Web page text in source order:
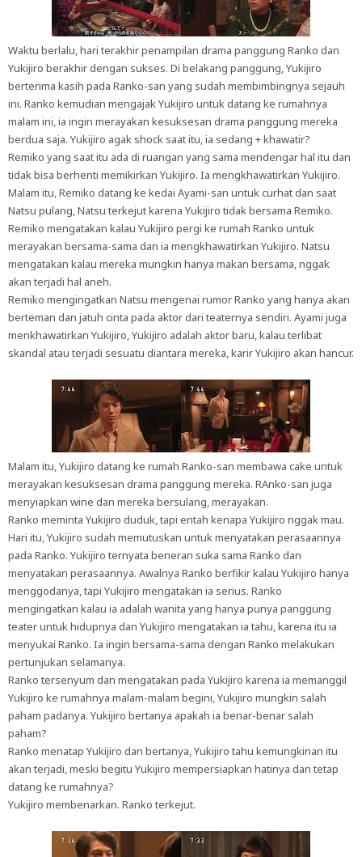
Waktu berlalu, hari terakhir penampilan drama panggung Ranko dan
Yukijiro berakhir dengan sukses. Di belakang panggung, Yukijiro
berterima kasih pada Ranko-san yang sudah membimbingnya sejauh
ini. Ranko kemudian mengajak Yukijiro untuk datang ke rumahnya
malam ini, ia ingin merayakan kesuksesan drama panggung mereka
berdua saja. Yukijiro agak shock saat itu, ia sedang + khawatir?
Remiko yang saat itu ada di ruangan yang sama mendengar hal itu dan
tidak bisa berhenti memikirkan Yukijiro. Ia mengkhawatirkan Yukijiro.
Malam itu, Remiko datang ke kedai Ayami-san untuk curhat dan saat
Natsu pulang, Natsu terkejut karena Yukijiro tidak bersama Remiko.
Remiko mengatakan kalau Yukijiro pergi ke rumah Ranko untuk
merayakan bersama-sama dan ia mengkhawatirkan Yukijiro. Natsu
mengatakan kalau mereka mungkin hanya makan bersama, nggak
akan terjadi hal aneh.
Remiko mengingatkan Natsu mengenai rumor Ranko yang hanya akan
berteman dan jatuh cinta pada aktor dari teaternya sendiri. Ayami juga
menkhawatirkan Yukijiro, Yukijiro adalah aktor baru, kalau terlibat
skandal atau terjadi sesuatu diantara mereka, karir Yukijiro akan hancur.
Malam itu, Yukijiro datang ke rumah Ranko-san membawa cake untuk
merayakan kesuksesan drama panggung mereka. RAnko-san juga
menyiapkan wine dan mereka bersulang, merayakan.
Ranko meminta Yukijiro duduk, tapi entah kenapa Yukijiro nggak mau.
Hari itu, Yukijiro sudah memutuskan untuk menyatakan perasaannya
pada Ranko. Yukijiro ternyata beneran suka sama Ranko dan
menyatakan perasaannya. Awalnya Ranko berfikir kalau Yukijiro hanya
menggodanya, tapi Yukijiro mengatakan ia serius. Ranko
mengingatkan kalau ia adalah wanita yang hanya punya panggung
teater untuk hidupnya dan Yukijiro mengatakan ia tahu, karena itu ia
menyukai Ranko. Ia ingin bersama-sama dengan Ranko melakukan
pertunjukan selamanya.
Ranko tersenyum dan mengatakan pada Yukijiro karena ia memanggil
Yukijiro ke rumahnya malam-malam begini, Yukijiro mungkin salah
paham padanya. Yukijiro bertanya apakah ia benar-benar salah
paham?
Ranko menatap Yukijiro dan bertanya, Yukijiro tahu kemungkinan itu
akan terjadi, meski begitu Yukijiro mempersiapkan hatinya dan tetap
datang ke rumahnya?
Yukijiro membenarkan. Ranko terkejut.